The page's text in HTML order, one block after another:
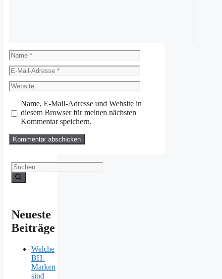
Name
E-
Mail-
Adresse
Website
Name, E-Mail-Adresse und Website in
diesem Browser für meinen nächsten
Kommentar speichern.
Suchen
nach:
Neueste
Beiträge
Welche
BH-
Marken
sind